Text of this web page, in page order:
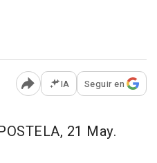
Abrir opciones para
IA Seguir en
21 May.